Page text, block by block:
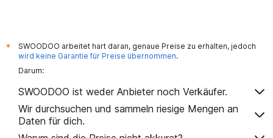
*
SWOODOO arbeitet hart daran, genaue Preise zu erhalten, jedoch
wird keine Garantie für Preise übernommen.
Darum:
SWOODOO ist weder Anbieter noch Verkäufer.
Wir durchsuchen und sammeln riesige Mengen an
Daten für dich.